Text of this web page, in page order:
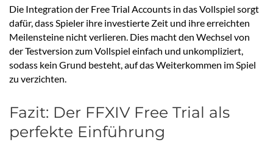
Die Integration der Free Trial Accounts in das Vollspiel sorgt
dafür, dass Spieler ihre investierte Zeit und ihre erreichten
Meilensteine nicht verlieren. Dies macht den Wechsel von
der Testversion zum Vollspiel einfach und unkompliziert,
sodass kein Grund besteht, auf das Weiterkommen im Spiel
zu verzichten.
Fazit: Der FFXIV Free Trial als
perfekte Einführung